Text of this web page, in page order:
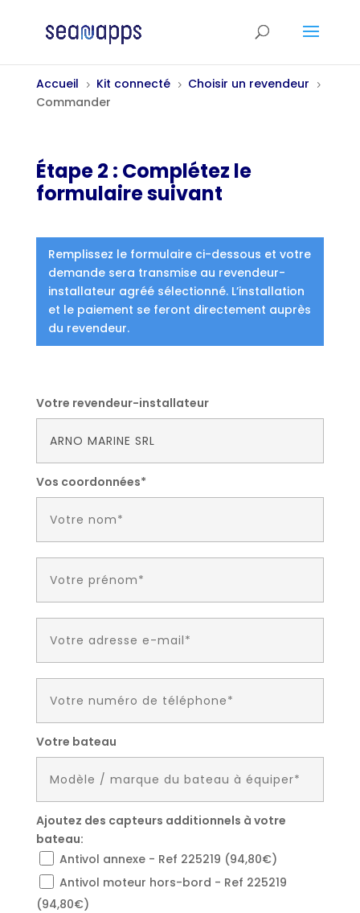
Accueil 5 Kit connecté 5 Choisir un revendeur 5
Commander
Étape 2 : Complétez le
formulaire suivant
Remplissez le formulaire ci-dessous et votre
demande sera transmise au revendeur-
installateur agréé sélectionné. L’installation
et le paiement se feront directement auprès
du revendeur.
Votre revendeur-installateur
Vos coordonnées*
Votre bateau
Ajoutez des capteurs additionnels à votre
bateau:
Antivol annexe - Ref 225219 (94,80€)
Antivol moteur hors-bord - Ref 225219
(94,80€)